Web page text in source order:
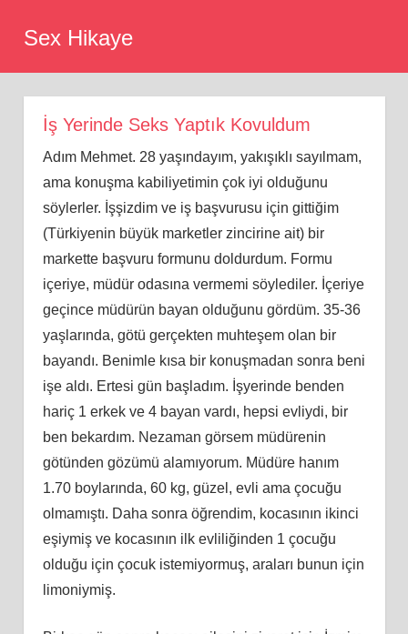
Sex Hikaye
İş Yerinde Seks Yaptık Kovuldum
Adım Mehmet. 28 yaşındayım, yakışıkl ı sayılmam,
ama konuşma kabiliyetimin çok iyi olduğunu
söylerler. İşşizdimve iş başvurusu için gittiğim
(Türkiyenin büyük marketler zincirine ait) bir
markette başvuru formunu doldurdum. Formu
içeriye, müdür odasına vermemi söylediler. İçeriye
geçince müdürün bayan olduğunu gördüm. 35-36
yaşlarında, götü gerçekten muhteşemolan bir
bayandı. Benimle kısa bir konuşmadan sonra beni
işe aldı. Ertesi gün başladım. İşyerinde benden
hariç 1 erkek ve 4 bayan vardı, hepsi evliydi, bir
ben bekardım. Nezaman görsem müdürenin
götünden gözümü alamıyorum. Müdüre hanım
1.70 boylarında, 60 kg, güzel, evli ama çocuğu
olmamıştı. Daha sonra öğrendim, kocasının ikinci
eşiymiş ve kocasının ilk evliliğinden 1 çocuğu
olduğu için çocuk istemiyormuş, araları bunun için
limoniymiş.